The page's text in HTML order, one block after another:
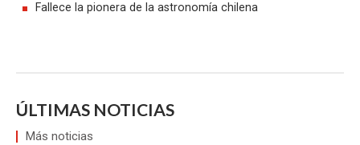
Fallece la pionera de la astronomía chilena
ÚLTIMAS NOTICIAS
Más noticias